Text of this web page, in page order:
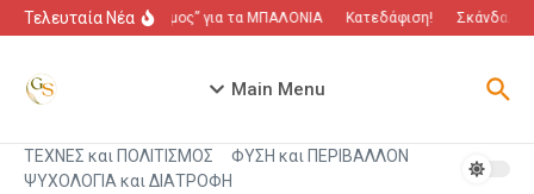
Μετάβαση στο περιεχόμενο
Τελευταία Νέα“Πόλεμος” για τα ΜΠΑΛΟΝΙΑ Κατεδάφιση! Σκάνδαλο
Main Menu
ΤΕΧΝΕΣ και ΠΟΛΙΤΙΣΜΟΣ
ΦΥΣΗ και ΠΕΡΙΒΑΛΛΟΝ
ΨΥΧΟΛΟΓΙΑ και ΔΙΑΤΡΟΦΗ